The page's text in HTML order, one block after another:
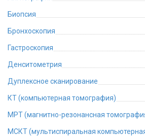
Биопсия
Бронхоскопия
Гастроскопия
Денситометрия
Дуплексное сканирование
КТ (компьютерная томография)
МРТ (магнитно-резонансная
МСКТ (мультиспиральная